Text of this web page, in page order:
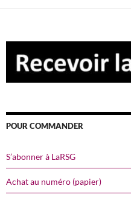
POUR COMMANDER
S’abonner à LaRSG
Achat au numéro (papier)